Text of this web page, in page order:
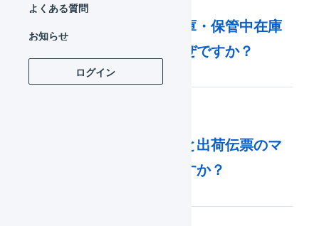
よくある質問
お知らせ
ログイン
入荷後にフリー在庫・保管中在庫
が増えないのはなぜですか？
受注伝票のマクロと出荷伝票のマ
クロの違いは何ですか？